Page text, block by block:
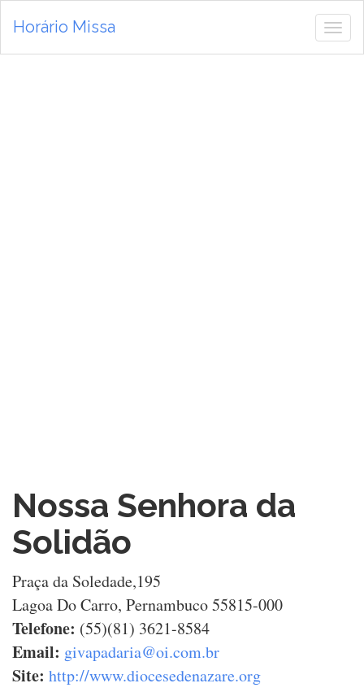
de
Horário Missa
Nossa Senhora da
Solidão
Praça da Soledade,195
Lagoa Do Carro, Pernambuco 55815-000
Telefone: (55)(81) 3621-8584
Email: givapadaria@oi.com.br
Site: http://www.diocesedenazare.org